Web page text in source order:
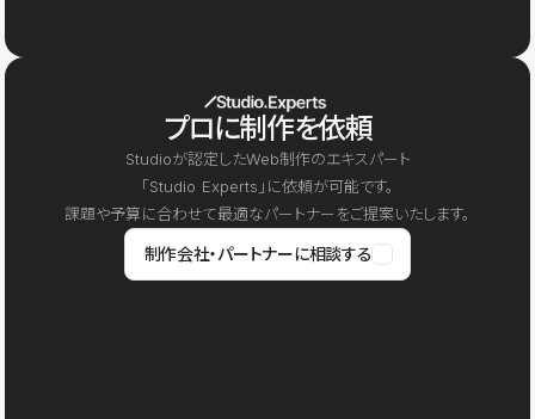
プロに制作を依頼
Studioが認定したWeb制作のエキスパート
「Studio Experts」に依頼が可能です。
課題や予算に合わせて最適なパートナーをご提案いたします。
制作会社・パートナーに相談する